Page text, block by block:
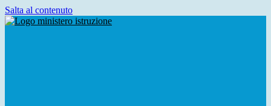
Salta al contenuto